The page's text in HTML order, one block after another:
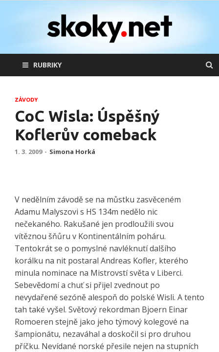
skoky.net
skoky na lyžích
RUBRIKY
ZÁVODY
CoC Wisla: Úspěšný
Koflerův comeback
1. 3. 2009 - Simona Horká
V nedělním závodě se na můstku zasvěceném
Adamu Malyszovi s HS 134m nedělo nic
nečekaného. Rakušané jen prodloužili svou
vítěznou šňůru v Kontinentálním poháru.
Tentokrát se o pomyslné navléknutí dalšího
korálku na nit postaral Andreas Kofler, kterého
minula nominace na Mistrovstí světa v Liberci.
Sebevědomí a chuť si přijel zvednout po
nevydařené sezóně alespoň do polské Wisli. A tento
tah také vyšel. Světový rekordman Bjoern Einar
Romoeren stejně jako jeho týmový kolegové na
šampionátu, nezaváhal a doskočil si pro druhou
příčku. Nevídané norské přesile nejen na stupních